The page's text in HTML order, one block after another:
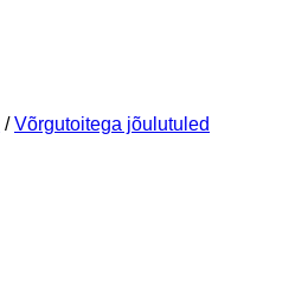
/ Võrgutoitega jõulutuled